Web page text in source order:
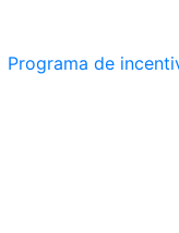
Programa de